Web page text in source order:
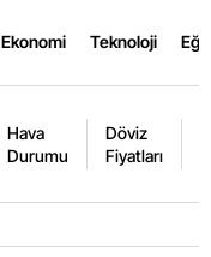
Ekonomi Teknoloji
Hava
Durumu
Döviz
Fiyatları